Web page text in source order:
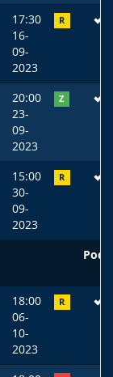
17:30
16-
09-
2023
R
20:00
23-
09-
2023
Z
15:00
30-
09-
2023
R
18:00
06-
10-
2023
R